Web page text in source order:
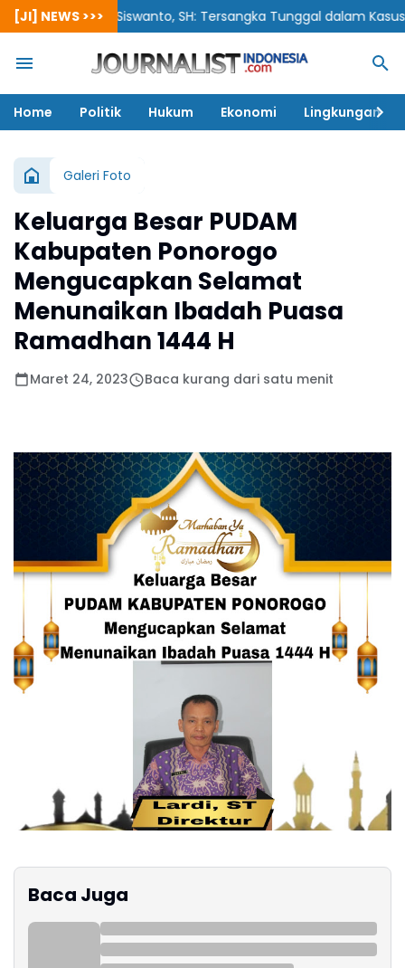
[JI] NEWS >>>Siswanto, SH: Tersangka Tunggal dalam Kasus
Home Politik Hukum Ekonomi Lingkungan
Galeri Foto
Keluarga Besar PUDAM
Kabupaten Ponorogo
Mengucapkan Selamat
Menunaikan Ibadah Puasa
Ramadhan 1444 H
Maret 24, 2023 Baca kurang dari satu menit
Baca Juga